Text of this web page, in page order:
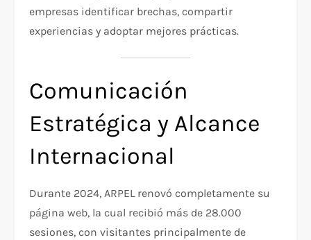
empresas identificar brechas, compartir
experiencias y adoptar mejores prácticas.
Comunicación
Estratégica y Alcance
Internacional
Durante 2024, ARPEL renovó completamente su
página web, la cual recibió más de 28.000
sesiones, con visitantes principalmente de